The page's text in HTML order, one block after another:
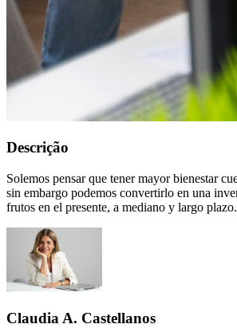
Descrição
Solemos pensar que tener mayor bienestar
sin embargo podemos convertirlo en una
frutos en el presente, a mediano y largo plazo.
Claudia A. Castellanos